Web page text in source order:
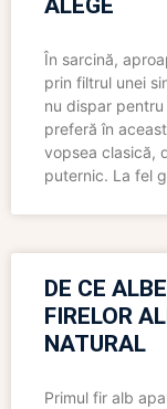
ALEGE
În sarcină,
prin filtrul unei
nu dispar
preferă în
vopsea clasică,
puternic. La fel
DE CE
FIRELOR
NATURAL
Primul fir alb